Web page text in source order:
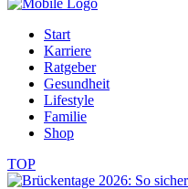
Start
Karriere
Ratgeber
Gesundheit
Lifestyle
Familie
Shop
TOP